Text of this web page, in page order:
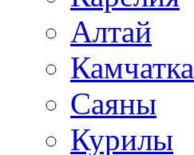
Алтай
Камчатка
Саяны
Курилы